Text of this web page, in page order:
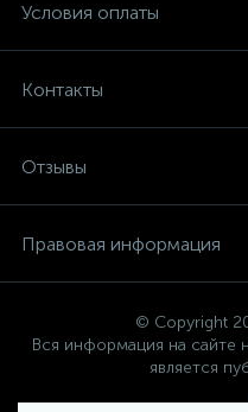
Условия оплаты
Контакты
Отзывы
Правовая информация
© Copyright
Вся информация на сайте
является